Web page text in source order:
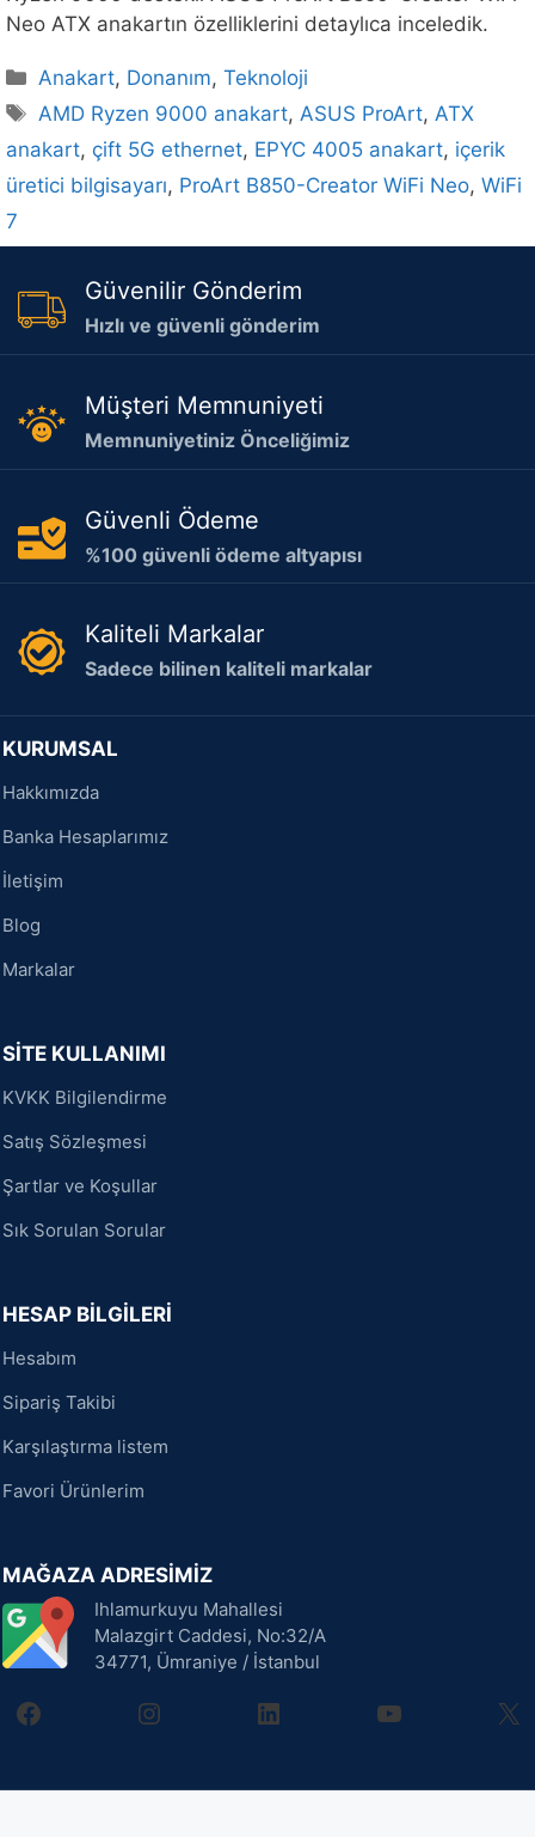
Neo ATX anakartın özelliklerini detaylıca inceledik.
Kategoriler
Anakart, Donanım,Teknoloji
Etiketler
AMD Ryzen 9000 anakart,ASUS ProArt,ATX
anakart, çift 5G ethernet, EPYC 4005 anakart, içerik
üretici bilgisayarı, ProArt B850-Creator WiFi Neo, WiFi
7
Güvenilir Gönderim
Hızlı ve güvenli gönderim
Müşteri Memnuniyeti
Memnuniyetiniz Önceliğimiz
Güvenli Ödeme
%100 güvenli ödeme altyapısı
Kaliteli Markalar
Sadece bilinen kaliteli markalar
KURUMSAL
Hakkımızda
Banka Hesaplarımız
İletişim
Blog
Markalar
SİTE KULLANIMI
KVKK Bilgilendirme
Satış Sözleşmesi
Şartlar ve Koşullar
Sık Sorulan Sorular
HESAP BİLGİLERİ
Hesabım
Sipariş Takibi
Karşılaştırma listem
Favori Ürünlerim
MAĞAZA ADRESİMİZ
Ihlamurkuyu Mahallesi
Malazgirt Caddesi, No:32/A
34771, Ümraniye / İstanbul
facebookinstagramlinkedin youtube X